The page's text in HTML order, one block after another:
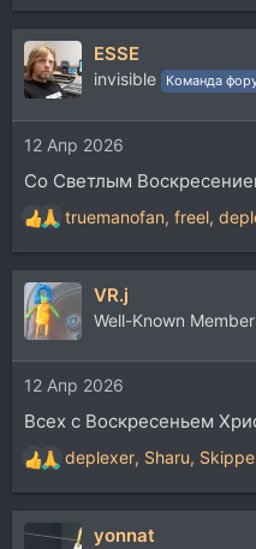
е
а
к
ц
и
и
:
ESSE
invisible Команда
12 Апр 2026
Со Светлым
Р
е
а
к
ц
и
и
:
truemanofan, freel,
VR.j
Well-Known Member
12 Апр 2026
Всех с Воскресеньем
Р
е
а
к
deplexer, Sharu,
yonnat